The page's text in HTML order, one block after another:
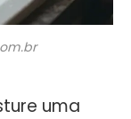
uma